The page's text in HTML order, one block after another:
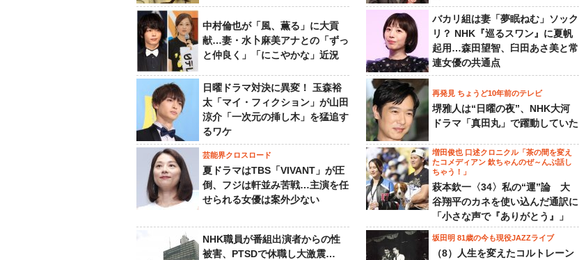
中村倫也が「風、薫る」に大貢
献…妻・水卜麻美アナとの「ずっ
と仲良く」「にこやかな」近況
バカリ組は妻「夢眠ねむ」ソック
リ？ NHK『巡るスワン』に夏帆
起用…森田望智、臼田あさ美と常
連女優の共通点
日曜ドラマ対決に異変！ 玉森裕
太「マイ・フィクション」が山田
涼介「一次元の挿し木」を猛追す
るワケ
再発見 ちょうど10年前のテレビ
堺雅人は“日曜の夜”、NHK大河
ドラマ「真田丸」で躍動していた
芸能界クロスロード
夏ドラマはTBS「VIVANT」が圧
倒、フジは軒並み苦戦…主演を任
せられる女優は案外少ない
増田俊也 口述クロニクル「茶の間を変え
たコメディアン 欽ちゃんのぜ～んぶ話し
ちゃう！」
萩本欽一〈34〉私の“運”論 大
谷翔平のカネを使い込んだ通訳に
「小さな声で『ありがとう』」
NHK職員が番組出演者からの性
被害、PTSDで休職し大激震…
坂田明 81歳の今も現役JAZZライブ
（8）人生を変えたコルトレーン